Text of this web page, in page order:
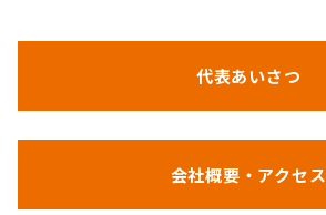
代表あいさつ
会社概要・アクセス